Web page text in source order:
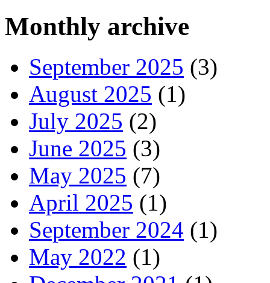
Monthly archive
September 2025 (3)
August 2025 (1)
July 2025 (2)
June 2025 (3)
May 2025 (7)
April 2025 (1)
September 2024 (1)
May 2022 (1)